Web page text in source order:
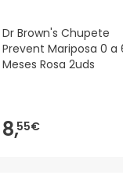
Dr Brown's Chupete
Prevent Mariposa 0 a
Meses Rosa 2uds
8,55€